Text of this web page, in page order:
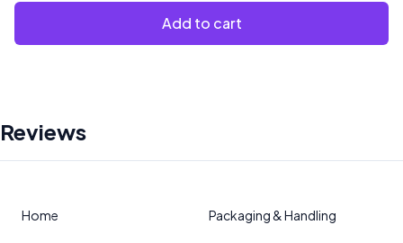
Add to cart
Reviews
Home Packaging & Handling